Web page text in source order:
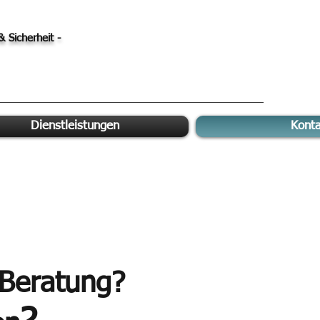
Sicherheit -
Dienstleistungen